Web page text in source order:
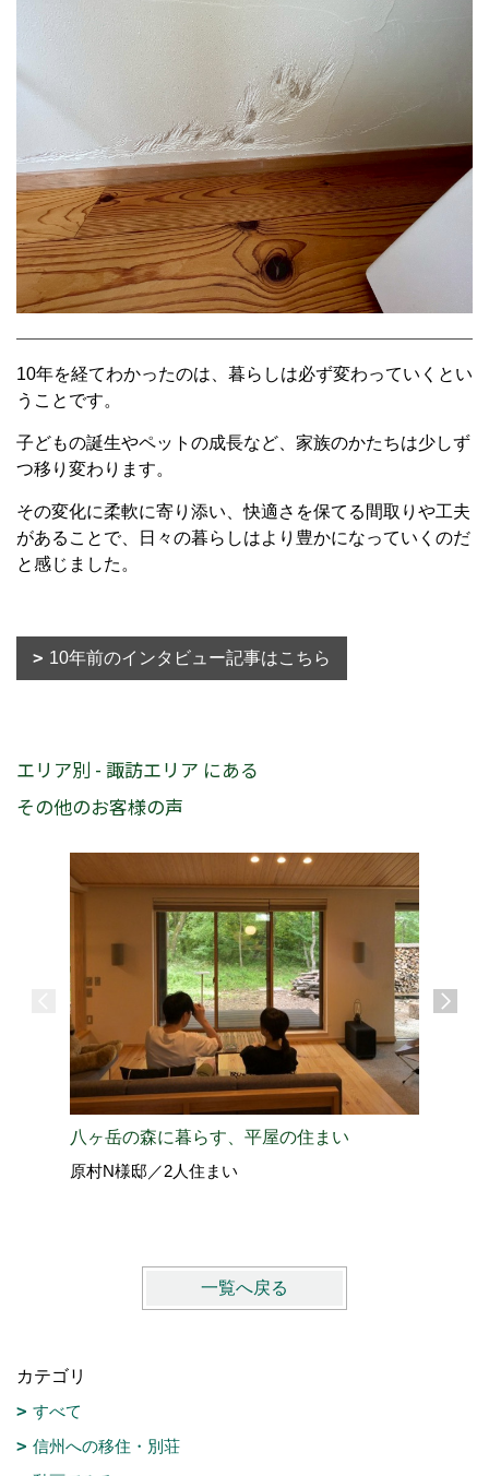
10年を経てわかったのは、暮らしは必ず変わっていくとい
うことです。
子どもの誕生やペットの成長など、家族のかたちは少しず
つ移り変わります。
その変化に柔軟に寄り添い、快適さを保てる間取りや工夫
があることで、日々の暮らしはより豊かになっていくのだ
と感じました。
10年前のインタビュー記事はこちら
エリア別 - 諏訪エリア にある
その他のお客様の声
八ヶ岳の森に暮らす、平屋の住まい
原村N様邸／2人住まい
一覧へ戻る
カテゴリ
すべて
信州への移住・別荘